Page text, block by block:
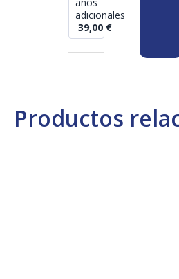
Productos
adicionales
39,00 €